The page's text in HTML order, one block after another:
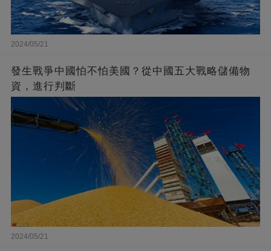
2024/05/21
發生戰爭中國怕不怕美國？從中國五大戰略儲備物
資，進行判斷
2024/05/21